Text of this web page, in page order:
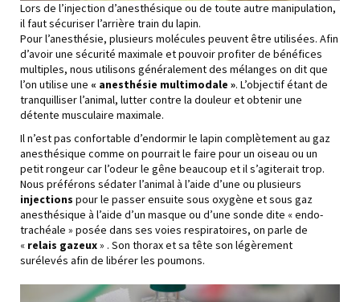
Lors de l’injection d’anesthésique ou de toute autre manipulation,
il faut sécuriser l’arrière train du lapin.
Pour l’anesthésie, plusieurs molécules peuvent être utilisées. Afin
d’avoir une sécurité maximale et pouvoir profiter de bénéfices
multiples, nous utilisons généralement des mélanges on dit que
l’on utilise une « anesthésie multimodale ». L’objectif étant de
tranquilliser l’animal, lutter contre la douleur et obtenir une
détente musculaire maximale.
Il n’est pas confortable d’endormir le lapin complètement au gaz
anesthésique comme on pourrait le faire pour un oiseau ou un
petit rongeur car l’odeur le gêne beaucoup et il s’agiterait trop.
Nous préférons sédater l’animal à l’aide d’une ou plusieurs
injections pour le passer ensuite sous oxygène et sous gaz
anesthésique à l’aide d’un masque ou d’une sonde dite « endo-
trachéale » posée dans ses voies respiratoires, on parle de
« relais gazeux» . Son thorax et sa tête son légèrement
surélevés afin de libérer les poumons.